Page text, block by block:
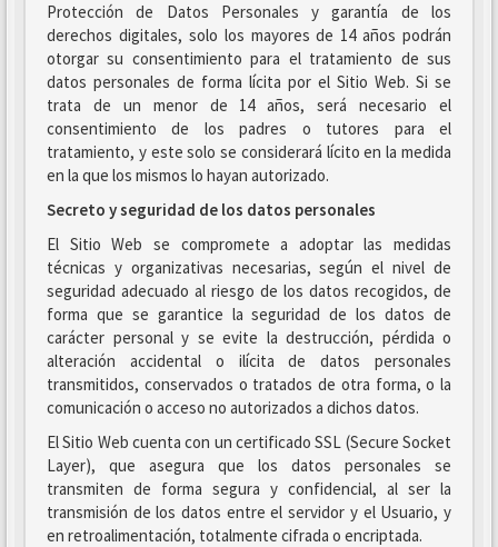
Protección de Datos Personales y garantía de los
derechos digitales, solo los mayores de 14 años podrán
otorgar su consentimiento para el tratamiento de sus
datos personales de forma lícita por el Sitio Web. Si se
trata de un menor de 14 años, será necesario el
consentimiento de los padres o tutores para el
tratamiento, y este solo se considerará lícito en la medida
en la que los mismos lo hayan autorizado.
Secreto y seguridad de los datos personales
El Sitio Web se compromete a adoptar las medidas
técnicas y organizativas necesarias, según el nivel de
seguridad adecuado al riesgo de los datos recogidos, de
forma que se garantice la seguridad de los datos de
carácter personal y se evite la destrucción, pérdida o
alteración accidental o ilícita de datos personales
transmitidos, conservados o tratados de otra forma, o la
comunicación o acceso no autorizados a dichos datos.
El Sitio Web cuenta con un certificado SSL (Secure Socket
Layer), que asegura que los datos personales se
transmiten de forma segura y confidencial, al ser la
transmisión de los datos entre el servidor y el Usuario, y
en retroalimentación, totalmente cifrada o encriptada.